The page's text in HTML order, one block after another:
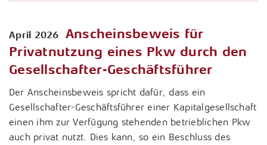
April 2026
Anscheinsbeweis für
Privatnutzung eines Pkw durch den
Gesellschafter-Geschäftsführer
Der Anscheinsbeweis spricht dafür, dass ein
Gesellschafter-Geschäftsführer einer Kapitalgesellschaft
einen ihm zur Verfügung stehenden betrieblichen Pkw
auch privat nutzt. Dies kann, so ein Beschluss des